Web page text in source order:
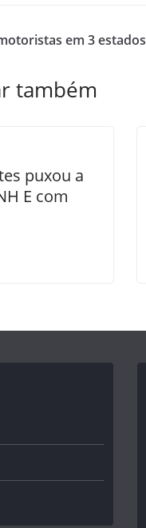
em 3 estados
também
puxou a
E com